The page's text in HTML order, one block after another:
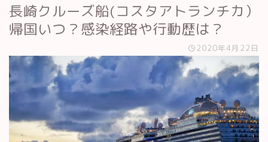
長崎クルーズ船(コスタアトランチカ）
帰国いつ？感染経路や行動歴は？
2020年4月22日